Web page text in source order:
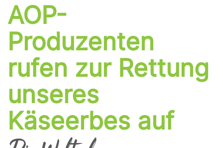
AOP-
Produzenten
rufen zur Rettung
unseres
Käseerbes auf